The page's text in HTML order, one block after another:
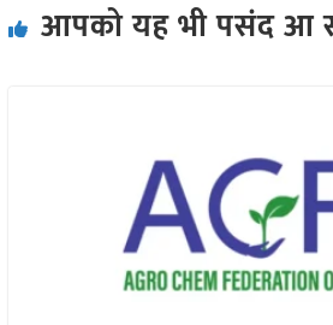
आपको यह भी पसंद आ